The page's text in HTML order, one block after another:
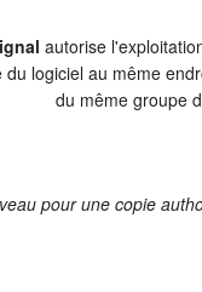
autorise
du logiciel au même
du même groupe
pour une copie